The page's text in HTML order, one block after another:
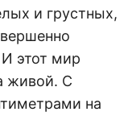
и грустных,
этот мир
живой. С
на